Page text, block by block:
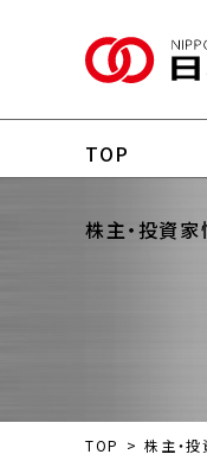
TOP
株主・投資家
TOP 株主・